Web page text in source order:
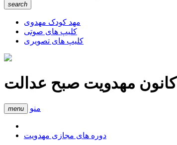
search
مهد کودک مهدوی
کلیپ های صوتی
کلیپ های تصویری
کانون مهدویت صبح عدالت
menu منو
دوره های مجازی مهدویت